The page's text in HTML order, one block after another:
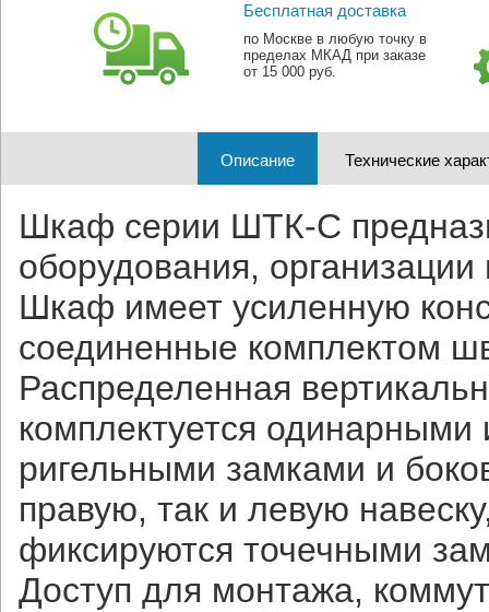
Бесплатная доставка
по Москве в любую точку в
пределах МКАД при заказе
от 15 000 руб.
Описание Технические
Шкаф серии ШТК-С
оборудования,
Шкаф имеет усиленную
соединенные комплектом
Распределенная
комплектуется
ригельными замками и
правую, так и левую
фиксируются точечными
Доступ для монтажа,